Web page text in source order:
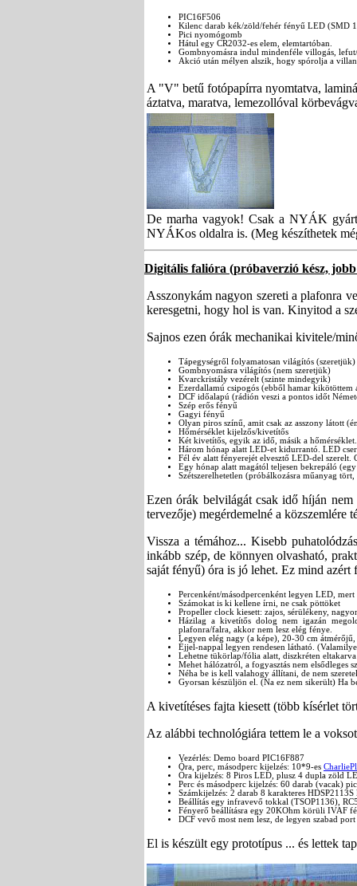
PIC16F506
Kilenc darab kék/zöld/fehér fényű LED (SMD
Pici nyomógomb
Hátul egy CR2032-es elem, elemtartóban.
Gombnyomásra indul mindenféle villogás,
Akció után mélyen alszik, hogy spórolja a
A "V" betű fotópapírra nyomtatva,
áztatva, maratva, lemezollóval
De marha vagyok! Csak a NYÁK
NYÁKos oldalra is. (Meg készíthetek
Digitális falióra (próbaverzió kész,
Asszonykám nagyon szereti a plafonra
keresgetni, hogy hol is van. Kinyitod a
Sajnos ezen órák mechanikai kivitele/
Tápegységről folyamatosan világítós (szeretjük)
Gombnyomásra világítós (nem szeretjük)
Kvarckristály vezérelt (szinte mindegyik)
Ezerdallamú csipogós (ebből hamar
DCF időalapú (rádión veszi a pontos időt
Szép erős fényű
Gagyi fényű
Olyan piros színű, amit csak az asszony látott
Hőmérséklet kijelzős/kivetítős
Két kivetítős, egyik az idő, másik a
Három hónap alatt LED-et kidurrantó. LED
Fél év alatt fényerejét elvesztő LED-del
Egy hónap alatt magától teljesen bekrepáló
Szétszerelhetetlen (próbálkozásra műanyag
Ezen órák belvilágát csak idő híján
tervezője) megérdemelné a közszemlére
Vissza a témához... Kisebb
inkább szép, de könnyen olvasható,
saját fényű) óra is jó lehet. Ez mind
Percenként/másodpercenként legyen LED, mert
Számokat is ki kellene írni, ne csak pöttöket
Propeller clock kiesett: zajos, sérülékeny,
Házilag a kivetítős dolog nem igazán
plafonra/falra, akkor nem lesz elég fénye.
Legyen elég nagy (a képe), 20-30 cm
Éjjel-nappal legyen rendesen látható.
Lehetne tükörlap/fólia alatt, diszkréten
Mehet hálózatról, a fogyasztás nem elsődleges
Néha be is kell valahogy állítani, de nem
Gyorsan készüljön el. (Na ez nem sikerült) Ha
A kivetítéses fajta kiesett (több kísérlet
Az alábbi technológiára tettem le a
Vezérlés: Demo board PIC16F887
Óra, perc, másodperc kijelzés: 10*9-es
Óra kijelzés: 8 Piros LED, plusz 4 dupla zöld
Perc és másodperc kijelzés: 60 darab (vacak)
Számkijelzés: 2 darab 8 karakteres
Beállítás egy infravevő tokkal (TSOP1136),
Fényerő beállításra egy 20KOhm körüli IVAF
DCF vevő most nem lesz, de legyen szabad
El is készült egy prototípus ... és lettek